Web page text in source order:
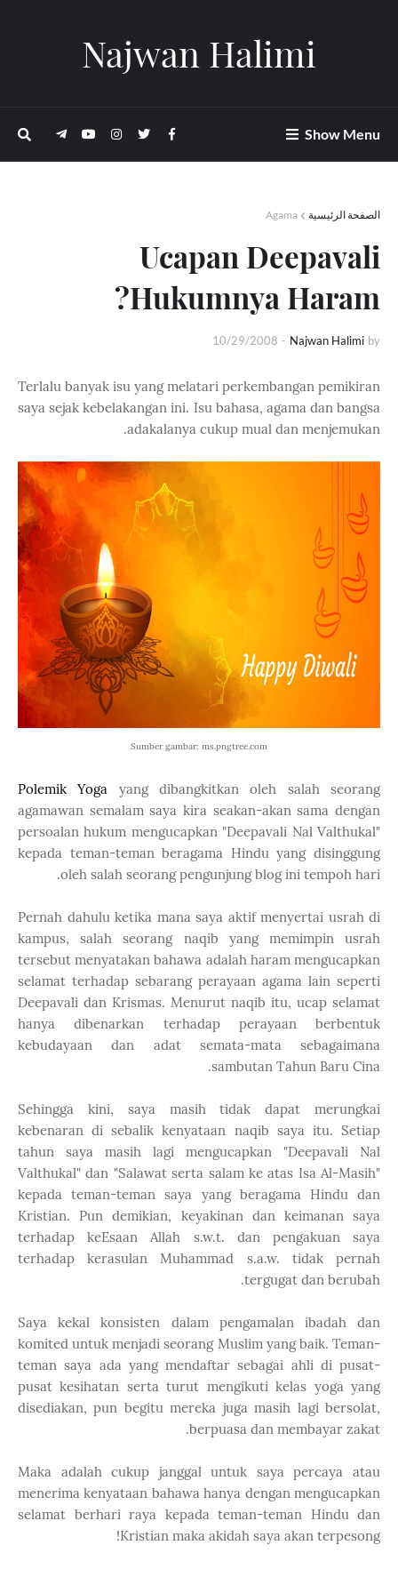
Najwan Halimi
Show Menu
الصفحة الرئيسية Agama
Ucapan Deepavali
Hukumnya Haram?
by
Najwan Halimi
-
10/29/2008
Terlalu banyak isu yang melatari perkembangan pemikiran
saya sejak kebelakangan ini. Isu bahasa, agama dan bangsa
adakalanya cukup mual dan menjemukan.
Sumber gambar: ms.pngtree.com
Polemik Yoga yang dibangkitkan oleh salah seorang
agamawan semalam saya kira seakan-akan sama dengan
persoalan hukum mengucapkan "Deepavali Nal Valthukal"
kepada teman-teman beragama Hindu yang disinggung
oleh salah seorang pengunjung blog ini tempoh hari.
Pernah dahulu ketika mana saya aktif menyertai usrah di
kampus, salah seorang naqib yang memimpin usrah
tersebut menyatakan bahawa adalah haram mengucapkan
selamat terhadap sebarang perayaan agama lain seperti
Deepavali dan Krismas. Menurut naqib itu, ucap selamat
hanya dibenarkan terhadap perayaan berbentuk
kebudayaan dan adat semata-mata sebagaimana
sambutan Tahun Baru Cina.
Sehingga kini, saya masih tidak dapat merungkai
kebenaran di sebalik kenyataan naqib saya itu. Setiap
tahun saya masih lagi mengucapkan "Deepavali Nal
Valthukal" dan "Salawat serta salam ke atas Isa Al-Masih"
kepada teman-teman saya yang beragama Hindu dan
Kristian. Pun demikian, keyakinan dan keimanan saya
terhadap keEsaan Allah s.w.t. dan pengakuan saya
terhadap kerasulan Muhammad s.a.w. tidak pernah
tergugat dan berubah.
Saya kekal konsisten dalam pengamalan ibadah dan
komited untuk menjadi seorang Muslim yang baik. Teman-
teman saya ada yang mendaftar sebagai ahli di pusat-
pusat kesihatan serta turut mengikuti kelas yoga yang
disediakan, pun begitu mereka juga masih lagi bersolat,
berpuasa dan membayar zakat.
Maka adalah cukup janggal untuk saya percaya atau
menerima kenyataan bahawa hanya dengan mengucapkan
selamat berhari raya kepada teman-teman Hindu dan
Kristian maka akidah saya akan terpesong!